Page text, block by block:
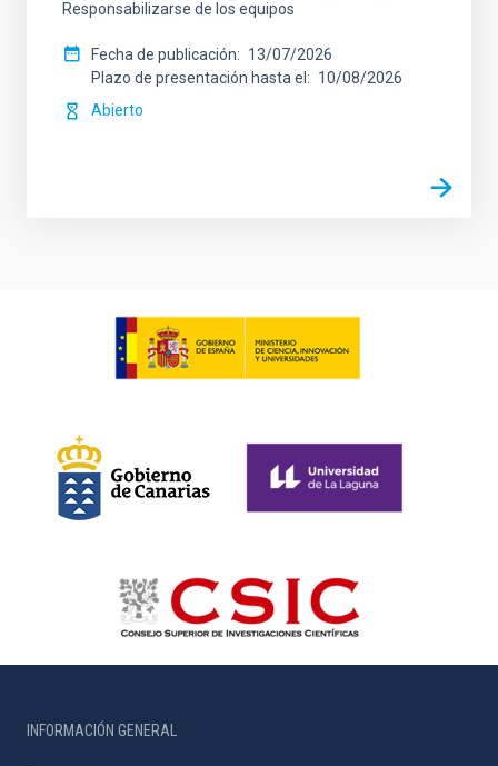
Responsabilizarse de los equipos
Fecha de publicación
13/07/2026
Plazo de presentación hasta el
10/08/2026
Abierto
INFORMACIÓN GENERAL